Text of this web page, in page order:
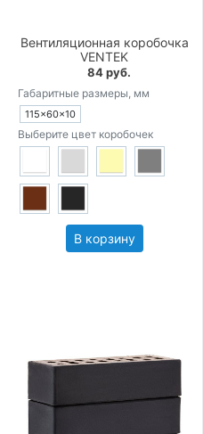
Вентиляционная коробочка
VENTEK
84 руб.
Габаритные размеры, мм
115×60×10
Выберите цвет коробочек
В корзину